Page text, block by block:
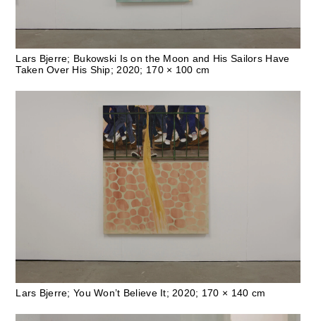
Lars Bjerre; Bukowski Is on the Moon and His Sailors Have
Taken Over His Ship; 2020; 170 × 100 cm
Lars Bjerre; You Won’t Believe It; 2020; 170 × 140 cm